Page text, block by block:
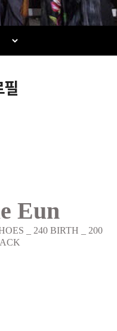
필
Eun
_ 240 BIRTH _ 200